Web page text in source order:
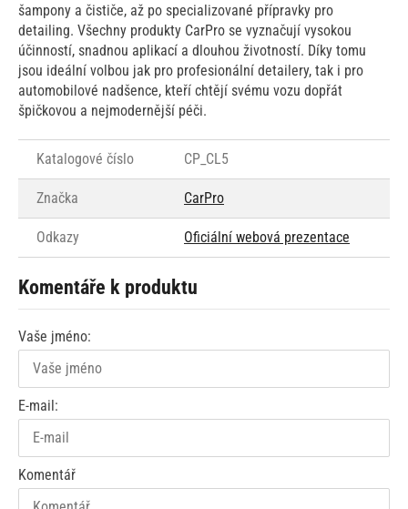
šampony a čističe, až po specializované přípravky pro
detailing. Všechny produkty CarPro se vyznačují vysokou
účinností, snadnou aplikací a dlouhou životností. Díky tomu
jsou ideální volbou jak pro profesionální detailery, tak i pro
automobilové nadšence, kteří chtějí svému vozu dopřát
špičkovou a nejmodernější péči.
Katalogové číslo CP_CL5
Značka CarPro
Odkazy Oficiální webová prezentace
Komentáře k produktu
Vaše jméno:
E-mail:
Komentář